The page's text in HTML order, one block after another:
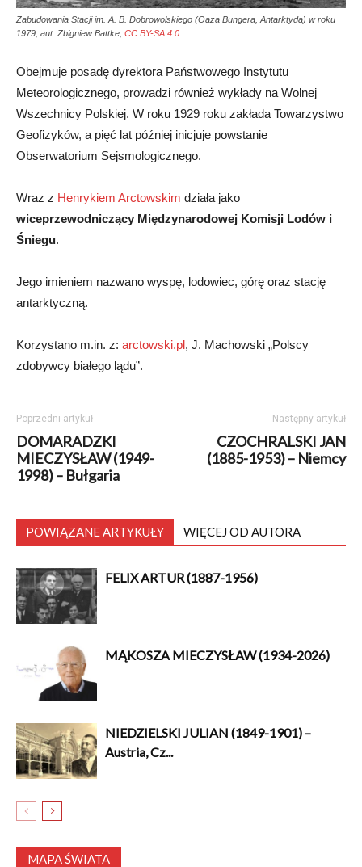
Zabudowania Stacji im. A. B. Dobrowolskiego (Oaza Bungera, Antarktyda) w roku
1979, aut. Zbigniew Battke, CC BY-SA 4.0
Obejmuje posadę dyrektora Państwowego Instytutu
Meteorologicznego, prowadzi również wykłady na Wolnej
Wszechnicy Polskiej. W roku 1929 roku zakłada Towarzystwo
Geofizyków, a pięć lat później inicjuje powstanie
Obserwatorium Sejsmologicznego.
Wraz z Henrykiem Arctowskim działa jako
wiceprzewodniczący Międzynarodowej Komisji Lodów i
Śniegu.
Jego imieniem nazwano wyspę, lodowiec, górę oraz stację
antarktyczną.
Korzystano m.in. z: arctowski.pl, J. Machowski „Polscy
zdobywcy białego lądu”.
Poprzedni artykuł
DOMARADZKI
MIECZYSŁAW (1949-
1998) – Bułgaria
Następny artykuł
CZOCHRALSKI JAN
(1885-1953) – Niemcy
POWIĄZANE ARTYKUŁY WIĘCEJ OD AUTORA
FELIX ARTUR (1887-1956)
MĄKOSZA MIECZYSŁAW (1934-2026)
NIEDZIELSKI JULIAN (1849-1901) –
Austria, Cz...
MAPA ŚWIATA